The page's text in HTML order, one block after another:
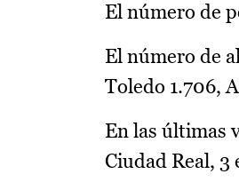
El número de
El número de
Toledo 1.706,
En las últimas
Ciudad Real, 3